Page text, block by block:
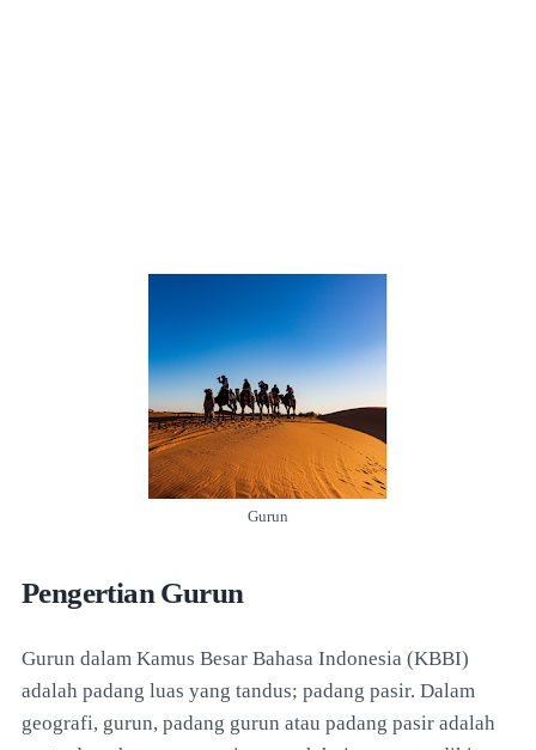
Gurun
Pengertian Gurun
Gurun dalam Kamus Besar Bahasa Indonesia (KBBI)
adalah padang luas yang tandus; padang pasir. Dalam
geografi, gurun, padang gurun atau padang pasir adalah